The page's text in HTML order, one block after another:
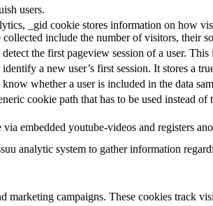
users.
_gid cookie stores information on how
collected include the number of visitors, their
the first pageview session of a user.
a new user’s first session. It stores a
whether a user is included in the data
cookie path that has to be used instead
embedded youtube-videos and registers
analytic system to gather information
campaigns. These cookies track